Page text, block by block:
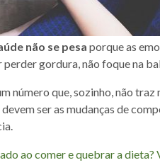
não se pesa porque as
gordura, não foque na
número que, sozinho, não
ser as mudanças de
ao comer e quebrar a dieta?